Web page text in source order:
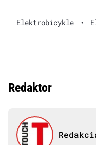
Elektrobicykle •
Redaktor